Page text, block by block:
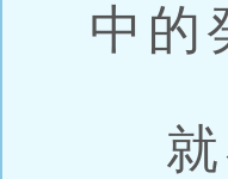
中的
就